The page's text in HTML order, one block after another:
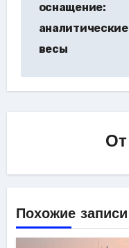
записям
оснащение:
аналитические
весы
От
Похожие записи